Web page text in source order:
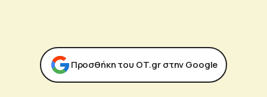
Προσθήκη του ΟΤ.gr στην Google